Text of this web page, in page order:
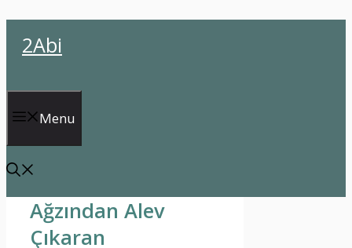
atla2Abi
Menu
Ağzından Alev
Çıkaran